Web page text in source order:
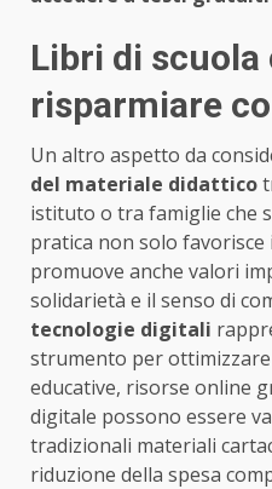
Libri di
risparmiare
Un altro aspetto da
del materiale didattico
istituto o tra famiglie che
pratica non solo
promuove anche valori
solidarietà e il senso di
tecnologie digitali
strumento per ottimizzare
educative, risorse online
digitale possono essere
tradizionali materiali
riduzione della spesa